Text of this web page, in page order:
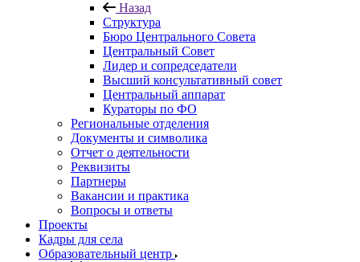
Назад
Структура
Бюро Центрального Совета
Центральный Совет
Лидер и сопредседатели
Высший консультативный совет
Центральный аппарат
Кураторы по ФО
Региональные отделения
Документы и символика
Отчет о деятельности
Реквизиты
Партнеры
Вакансии и практика
Вопросы и ответы
Проекты
Кадры для села
Образовательный центр